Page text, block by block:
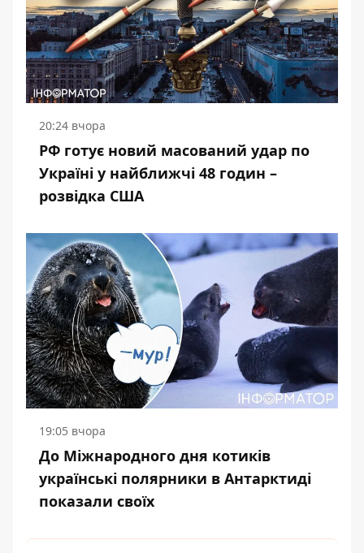
20:24 вчора
РФ готує новий масований удар по
Україні у найближчі 48 годин –
розвідка США
19:05 вчора
До Міжнародного дня котиків
українські полярники в Антарктиді
показали своїх